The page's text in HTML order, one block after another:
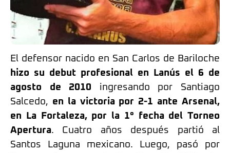
El defensor nacido en San Carlos de Bariloche
hizo su debut profesional en Lanús el 6 de
agosto de 2010 ingresando por Santiago
Salcedo, en la victoria por 2-1 ante Arsenal,
en La Fortaleza, por la 1° fecha del Torneo
Apertura. Cuatro años después partió al
Santos Laguna mexicano. Luego, pasó por